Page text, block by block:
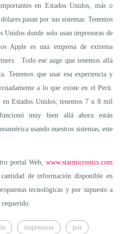
en Estados Unidos, más o
pasan por sus sistemas. Tenemos
Unidos donde solo usan impresoras de
Apple es una empresa de extrema
Todo ese auge que tenemos allá
Tenemos que usar esa experiencia y
a lo que existe en el Perú.
en Estados Unidos; tenemos 7 u 8 mil
muy bien allá ahora están
usando nuestros sistemas, este
portal Web, www.starmicronics.com
de información disponible en
tecnológicas y por supuesto a
impresoras pos